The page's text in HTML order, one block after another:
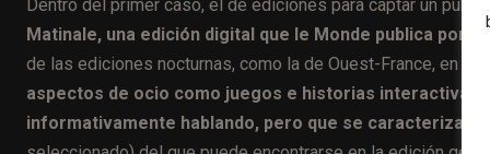
Dentro del primer caso, el de ediciones para captar un
Matinale, una edición digital que le Monde publica por
de las ediciones nocturnas, como la de Ouest-France, en las
aspectos de ocio como juegos e historias interactivas
informativamente hablando, pero que se caracterizan